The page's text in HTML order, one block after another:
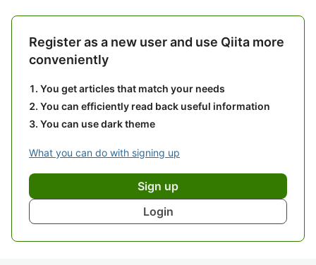
Register as a new user and use Qiita more
conveniently
You get articles that match your needs
You can efficiently read back useful information
You can use dark theme
What you can do with signing up
Sign up
Login